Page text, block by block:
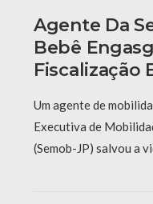
Agente Da
Bebê
Fiscalização
Um agente de
Executiva de
(Semob-JP) salvou a